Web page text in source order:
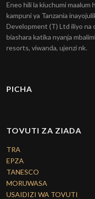
Eneo hili la kiuchumi
kampuni ya Tanzania
Development (T) Ltd iliyo na
biashara katika nyanja
resorts, viwanda, ujenzi nk.
PICHA
TOVUTI ZA ZIADA
TRA
EPZA
TANESCO
MORUWASA
USAIDIZI WA TOVUTI